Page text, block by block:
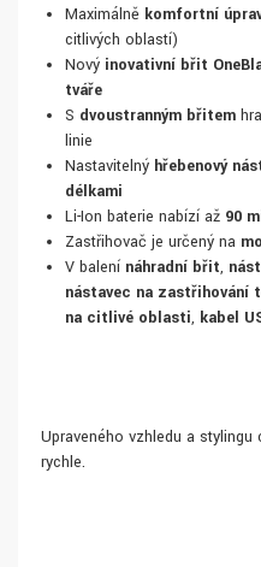
Maximálně komfortní
citlivých oblastí)
Nový inovativní břit
tváře
S dvoustranným břitem
linie
Nastavitelný hřebenový
délkami
Li-Ion baterie nabízí až 90
Zastřihovač je určený na
V balení náhradní břit,
nástavec na zastřihování
na citlivé oblasti, kabel
Upraveného vzhledu a
rychle.